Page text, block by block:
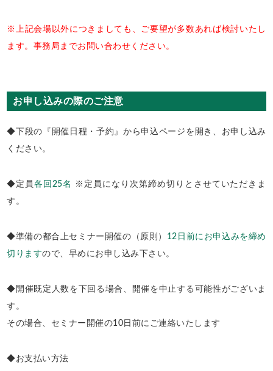
※上記会場以外につきましても、ご要望が多数あれば検討いたし
ます。事務局までお問い合わせください。
お申し込みの際のご注意
◆下段の『開催日程・予約』から申込ページを開き、お申し込み
ください。
◆定員各回25名
※定員になり次第締め切りとさせていただきま
す。
◆準備の都合上セミナー開催の（原則） 12日前にお申込みを締め
切りますので、早めにお申し込み下さい。
◆開催既定人数を下回る場合、開催を中止する可能性がございま
す。
その場合、セミナー開催の10日前にご連絡いたします
◆お支払い方法